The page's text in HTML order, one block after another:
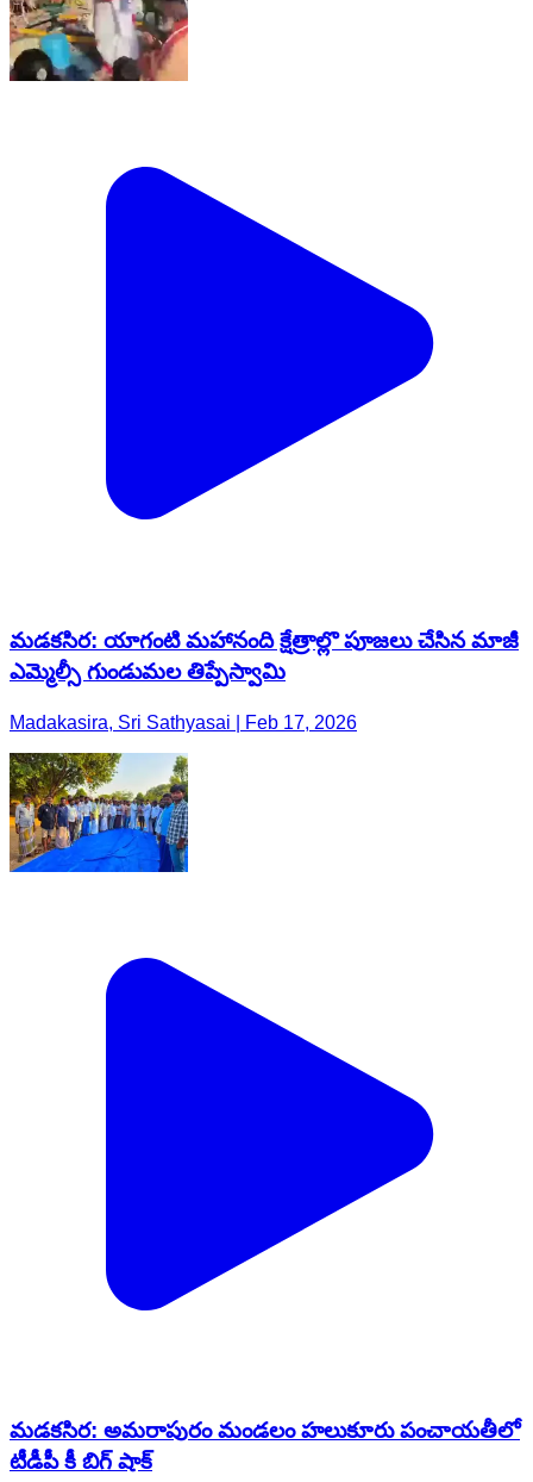
మడకసిర: యాగంటి మహానంది క్షేత్రాల్లొ పూజలు చేసిన మాజీ
ఎమ్మెల్సీ గుండుమల తిప్పేస్వామి
Madakasira, Sri Sathyasai | Feb 17, 2026
మడకసిర: అమరాపురం మండలం హలుకూరు పంచాయతీలో
టీడీపీ కీ బిగ్ షాక్